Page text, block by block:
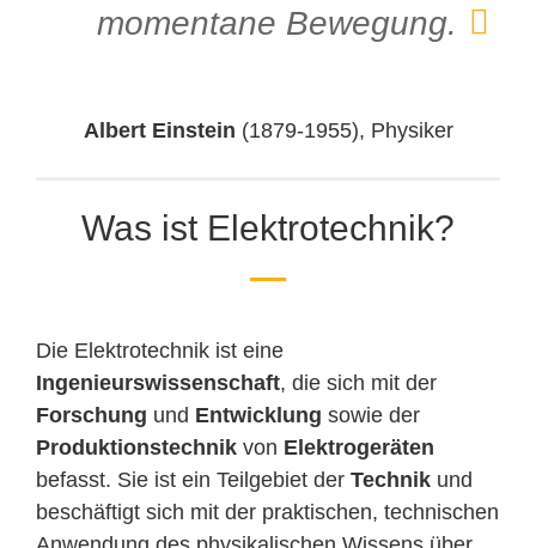
momentane Bewegung.
Albert Einstein (1879-1955), Physiker
Was ist Elektrotechnik?
Die Elektrotechnik ist eine
Ingenieurswissenschaft, die sich mit der
Forschung und Entwicklung sowie der
Produktionstechnik von Elektrogeräten
befasst. Sie ist ein Teilgebiet der Technik und
beschäftigt sich mit der praktischen, technischen